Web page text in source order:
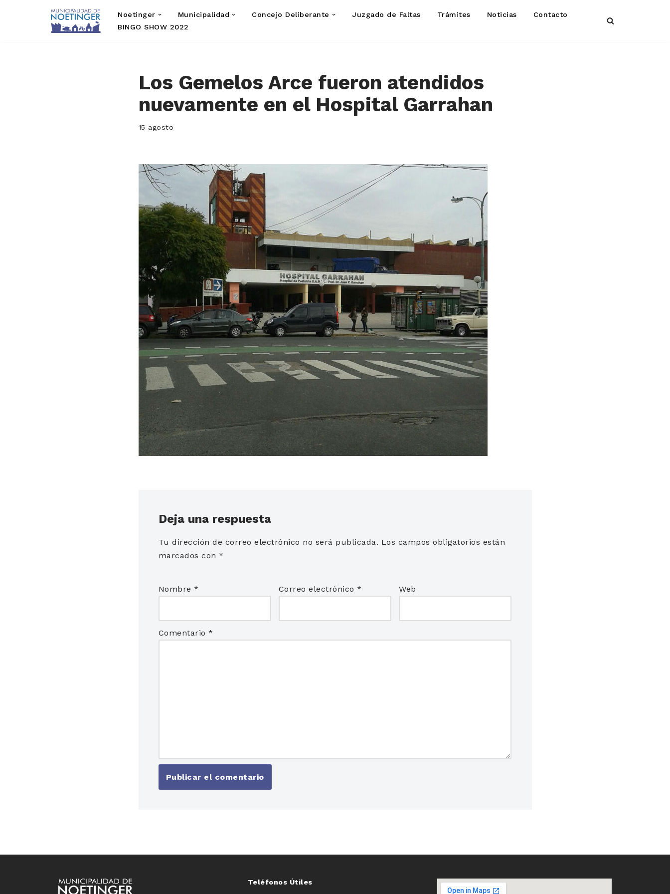
Noetinger Municipalidad Concejo Deliberante Juzgado de Faltas Trámites Noticias
Contacto
BINGO SHOW 2022
Los Gemelos Arce fueron atendidos
nuevamente en el Hospital Garrahan
15 agosto
Deja una respuesta
Tu dirección de correo electrónico no será publicada. Los campos obligatorios están
marcados con *
Nombre * Correo electrónico* Web
Comentario *
Teléfonos Útiles